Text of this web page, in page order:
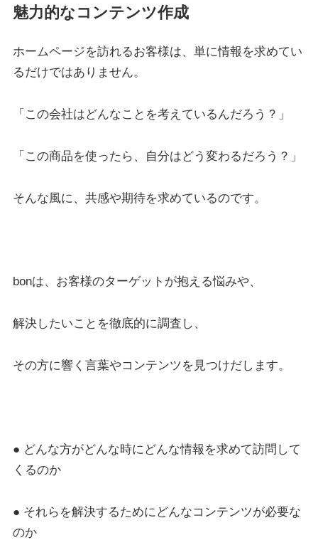
魅力的なコンテンツ作成
ホームページを訪れるお客様は、単に情報を求めてい
るだけではありません。
「この会社はどんなことを考えているんだろう？」
「この商品を使ったら、自分はどう変わるだろう？」
そんな風に、共感や期待を求めているのです。
bonは、お客様のターゲットが抱える悩みや、
解決したいことを徹底的に調査し、
その方に響く言葉やコンテンツを見つけだします。
● どんな方がどんな時にどんな情報を求めて訪問して
くるのか
● それらを解決するためにどんなコンテンツが必要な
のか